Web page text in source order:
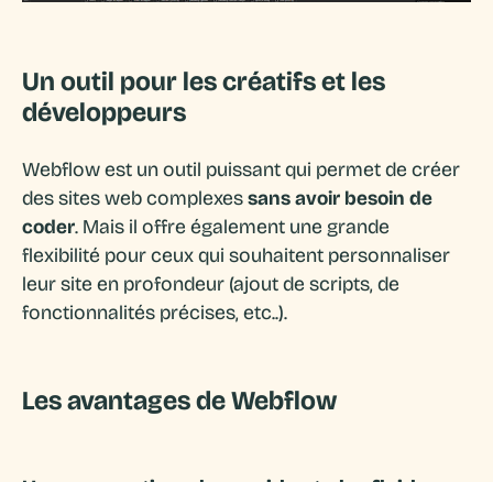
Un outil pour les créatifs et les
développeurs
Webflow est un outil puissant qui permet de créer
des sites web complexessans avoir besoin de
coder. Mais il offre également une grande
flexibilité pour ceux qui souhaitent personnaliser
leur site en profondeur (ajout de scripts, de
fonctionnalités précises, etc..).
Les avantages de Webflow